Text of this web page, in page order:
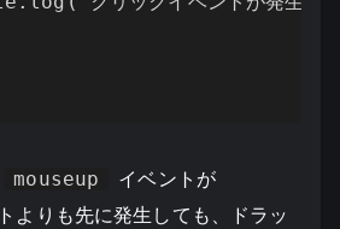
mouseup
イベントが
よりも先に発生しても、ドラッ